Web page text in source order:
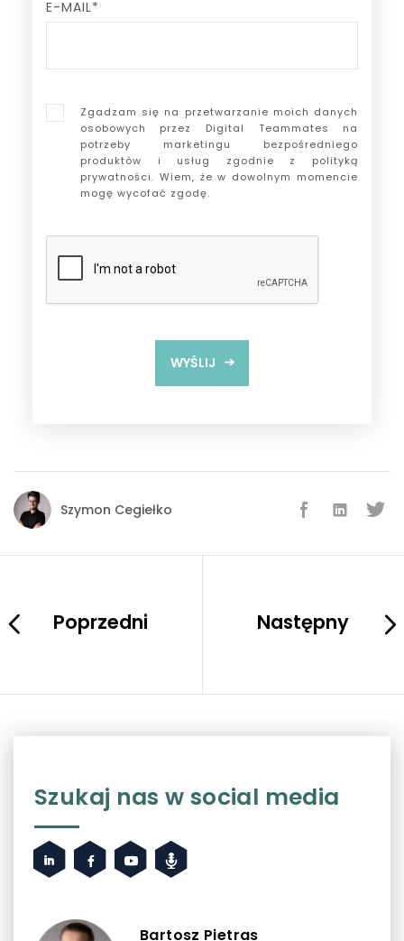
E-MAIL*
Zgadzam się na przetwarzanie moich danych
osobowych przez Digital Teammates na
potrzeby marketingu bezpośredniego
produktów i usług zgodnie z polityką
prywatności. Wiem, że w dowolnym momencie
mogę wycofać zgodę.
WYŚLIJ
link do pobrania materiału.
Szymon Cegiełko
Poprzedni Następny
Szukaj nas w social media
Bartosz Pietras